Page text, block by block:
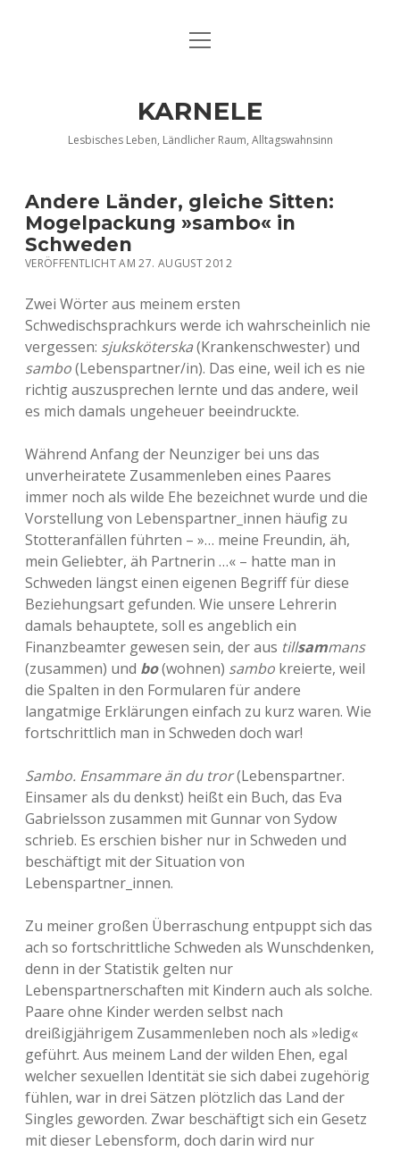
DATENSCHUTZERKLÄRUNG
Menü
KARNELE
Lesbisches Leben, Ländlicher Raum, Alltagswahnsinn
Andere Länder, gleiche Sitten:
Mogelpackung »sambo« in
Schweden
VERÖFFENTLICHT AM 27. AUGUST 2012
Zwei Wörter aus meinem ersten
Schwedischsprachkurs werde ich wahrscheinlich nie
vergessen: sjuksköterska(Krankenschwester) und
sambo(Lebenspartner/in). Das eine, weil ich es nie
richtig auszusprechen lernte und das andere, weil
es mich damals ungeheuer beeindruckte.
Während Anfang der Neunziger bei uns das
unverheiratete Zusammenleben eines Paares
immer noch als wilde Ehe bezeichnet wurde und die
Vorstellung von Lebenspartner_innen häufig zu
Stotteranfällen führten – »… meine Freundin, äh,
mein Geliebter, äh Partnerin …« – hatte man in
Schweden längst einen eigenen Begriff für diese
Beziehungsart gefunden. Wie unsere Lehrerin
damals behauptete, soll es angeblich ein
Finanzbeamter gewesen sein, der aus tillsammans
(zusammen) und bo(wohnen) sambo kreierte, weil
die Spalten in den Formularen für andere
langatmige Erklärungen einfach zu kurz waren. Wie
fortschrittlich man in Schweden doch war!
Sambo. Ensammare än du tror(Lebenspartner.
Einsamer als du denkst) heißt ein Buch, das Eva
Gabrielsson zusammen mit Gunnar von Sydow
schrieb. Es erschien bisher nur in Schweden und
beschäftigt mit der Situation von
Lebenspartner_innen.
Zu meiner großen Überraschung entpuppt sich das
ach so fortschrittliche Schweden als Wunschdenken,
denn in der Statistik gelten nur
Lebenspartnerschaften mit Kindern auch als solche.
Paare ohne Kinder werden selbst nach
dreißigjährigem Zusammenleben noch als »ledig«
geführt. Aus meinem Land der wilden Ehen, egal
welcher sexuellen Identität sie sich dabei zugehörig
fühlen, war in drei Sätzen plötzlich das Land der
Singles geworden. Zwar beschäftigt sich ein Gesetz
mit dieser Lebensform, doch darin wird nur